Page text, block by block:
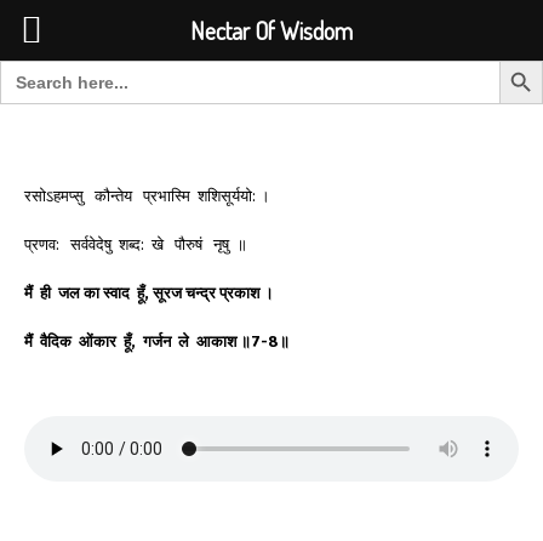
Search for: Search
रसोऽहमप्सु कौन्तेय प्रभास्मि शशिसूर्ययो: ।
प्रणव: सर्ववेदेषु शब्द: खे पौरुषं नृषु ॥
मैं ही जल का स्वाद हूँ,सूरज चन्द्र प्रकाश ।
मैं वैदिक ओंकार हूँ,गर्जन ले आकाश ॥7-8 ॥
Nectar Of Wisdom